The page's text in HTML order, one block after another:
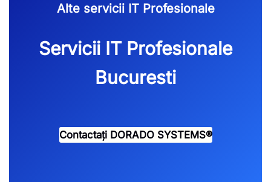
Alte servicii IT Profesionale
Servicii IT Profesionale
Bucuresti
Contactați DORADO SYSTEMS®️